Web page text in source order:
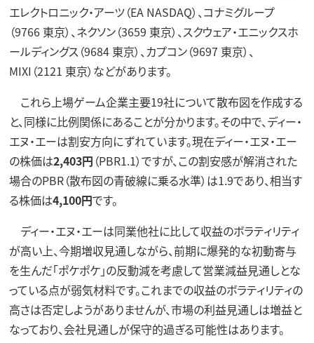
エレクトロニック・アーツ（EA NASDAQ）、コナミグループ
（9766 東京）、ネクソン（3659 東京）、スクウェア・エニックスホ
ールディングス（9684 東京）、カプコン（9697 東京）、
MIXI（2121 東京）などがあります。
これら上場ゲーム企業主要19社について散布図を作成する
と、同様に比例関係にあることが分かります。その中で、ディー・
エヌ・エーは割安方向にずれています。現在ディー・エヌ・エー
の株価は2,403円 （PBR1.1）ですが、この割安感が解消された
場合のPBR（散布図の青破線に乗る水準）は1.9であり、相当す
る株価は4,100円です。
ディー・エヌ・エーは同業他社に比して収益のボラティリティ
が高い上、今期増収見通しながら、前期に爆発的な初動寄与
を生んだ「ポケポケ」の反動減を考慮して営業減益見通しとな
っている点が弱気材料です。これまでの収益のボラティリティの
高さは否定しようがありませんが、市場の利益見通しは増益と
なっており、会社見通しが保守的過ぎる可能性はあります。